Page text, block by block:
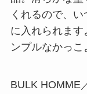
くれるので、
に入れられま
ンプルなかっこ
BULK HOMME